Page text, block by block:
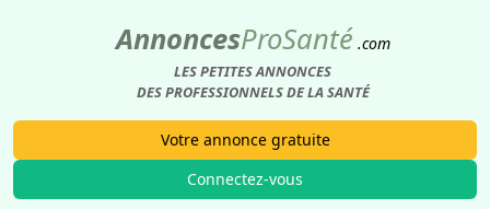
AnnoncesProSanté .com
LES PETITES ANNONCES
DES PROFESSIONNELS DE LA SANTÉ
Votre annonce gratuite
Connectez-vous